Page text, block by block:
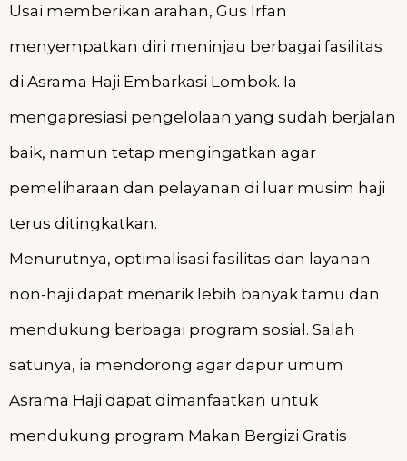
Usai memberikan arahan, Gus Irfan
menyempatkan diri meninjau berbagai fasilitas
di Asrama Haji Embarkasi Lombok. Ia
mengapresiasi pengelolaan yang sudah berjalan
baik, namun tetap mengingatkan agar
pemeliharaan dan pelayanan di luar musim haji
terus ditingkatkan.
Menurutnya, optimalisasi fasilitas dan layanan
non-haji dapat menarik lebih banyak tamu dan
mendukung berbagai program sosial. Salah
satunya, ia mendorong agar dapur umum
Asrama Haji dapat dimanfaatkan untuk
mendukung program Makan Bergizi Gratis